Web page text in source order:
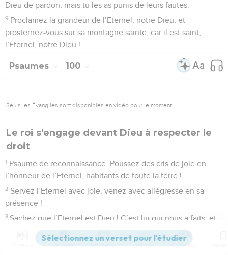
Dieu de pardon, mais tu les as punis de leurs fautes.
9 Proclamez la grandeur de l’Eternel, notre Dieu, et
prosternez-vous sur sa montagne sainte, car il est saint,
l’Eternel, notre Dieu !
Psaumes 100
Seuls les Évangiles sont disponibles en vidéo pour le moment.
Le roi s'engage devant Dieu à respecter le
droit
1 Psaume de reconnaissance. Poussez des cris de joie en
l’honneur de l’Eternel, habitants de toute la terre !
2 Servez l’Eternel avec joie, venez avec allégresse en sa
présence !
3 Sachez que l’Eternel est Dieu ! C’est lui qui nous a faits, et
nous lui appartenons : nous sommes son peuple, le troupeau
dont il est le berger.
Versions Commentaires Strong